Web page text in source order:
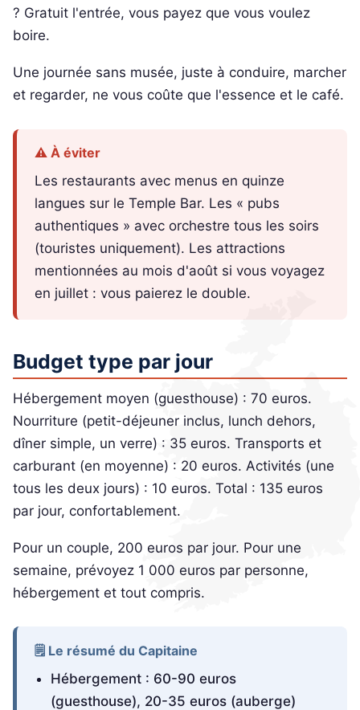
? Gratuit l'entrée, vous payez que vous voulez
boire.
Une journée sans musée, juste à conduire, marcher
et regarder, ne vous coûte que l'essence et le café.
⚠️ À éviter
Les restaurants avec menus en quinze
langues sur le Temple Bar. Les « pubs
authentiques » avec orchestre tous les soirs
(touristes uniquement). Les attractions
mentionnées au mois d'août si vous voyagez
en juillet : vous paierez le double.
Budget type par jour
Hébergement moyen (guesthouse) : 70 euros.
Nourriture (petit-déjeuner inclus, lunch dehors,
dîner simple, un verre) : 35 euros. Transports et
carburant (en moyenne) : 20 euros. Activités (une
tous les deux jours) : 10 euros. Total : 135 euros
par jour, confortablement.
Pour un couple, 200 euros par jour. Pour une
semaine, prévoyez 1 000 euros par personne,
hébergement et tout compris.
🗒️ Le résumé du Capitaine
Hébergement : 60-90 euros
(guesthouse), 20-35 euros (auberge)